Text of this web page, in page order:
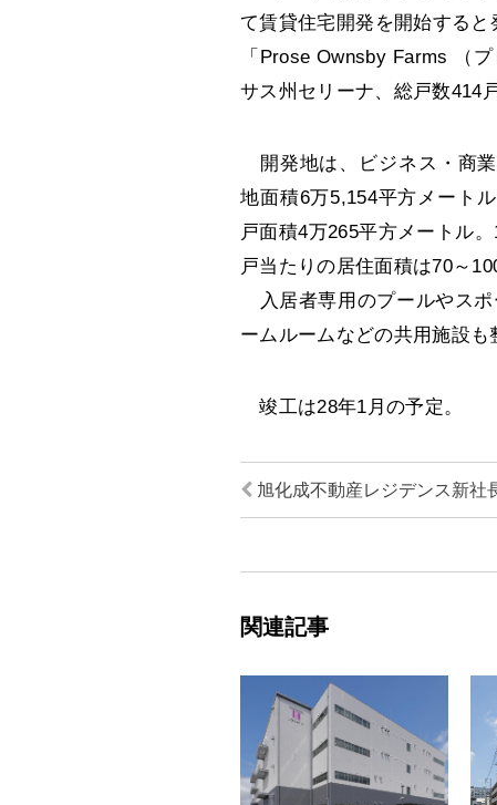
て賃貸住宅開発を開始する
「Prose Ownsby Farms （
サス州セリーナ、総戸数414
開発地は、ビジネス・商
地面積6万5,154平方メート
戸面積4万265平方メートル
戸当たりの居住面積は70～
入居者専用のプールやスポ
ームルームなどの共用施設も
竣工は28年1月の予定。
旭化成不動産レジデンス新社
関連記事